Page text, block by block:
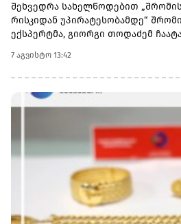
შეხვედრა სახელწოდებით
რისკიდან უპირატესობამდე“
ექსპერტმა, გიორგი თოდაძემ
იმის შესახებ, თუ როგორ იქცევა
სტანდარტების დანერგვა
რეპუტაციის გაძლიერების
როგორიცაა უსაფრთხოების
უკუგება (ROI); როგორ გადაიქცეს
სტრატეგიულ უპირატესობად;
რესურსების მართვა; ლიდერის
კულტურის ჩამოყალიბებაში და
სამუშაო გარემოს
პრაქტიკული რეკომენდაციები
7 აგვისტო 13:42